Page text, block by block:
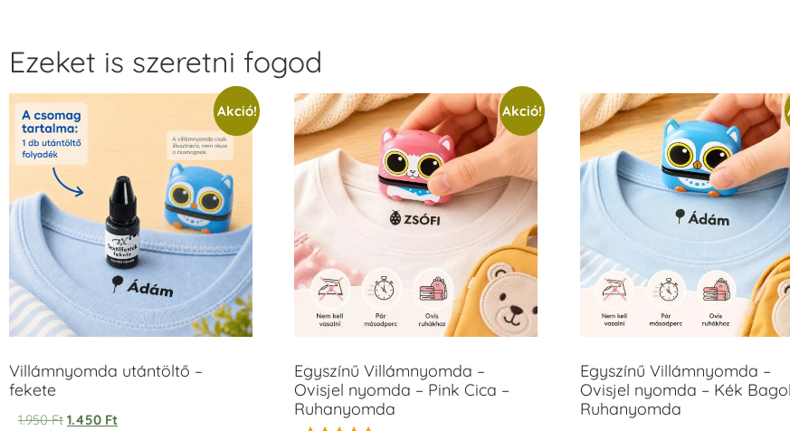
Ezeket is szeretni fogod
Akció!
Villámnyomda utántöltő –
fekete
1.950Ft 1.450 Ft
Akció!
Egyszínű Villámnyomda –
Ovisjel nyomda – Pink Cica –
Ruhanyomda
Egyszínű Villámnyomda –
Ovisjel nyomda – Kék
Ruhanyomda